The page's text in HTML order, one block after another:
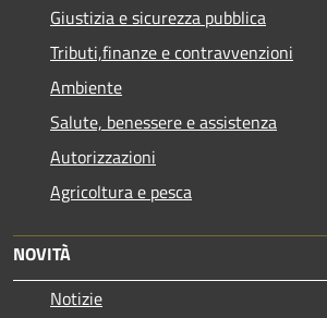
Giustizia e sicurezza pubblica
Tributi,finanze e contravvenzioni
Ambiente
Salute, benessere e assistenza
Autorizzazioni
Agricoltura e pesca
NOVITÀ
Notizie